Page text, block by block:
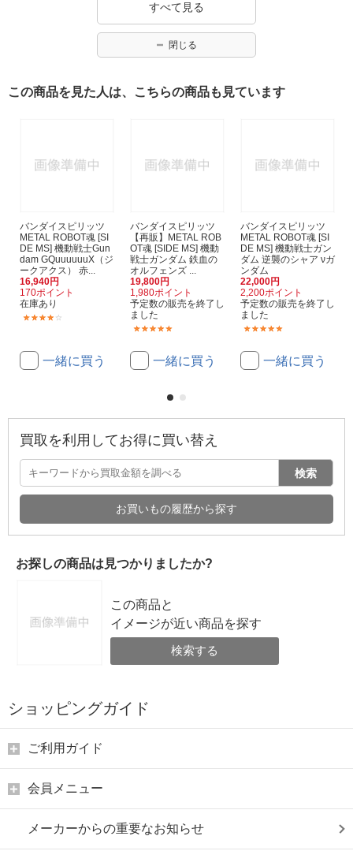
すべて見る
閉じる
この商品を見た人は、こちらの商品も見ています
バンダイスピリッツ
METAL ROBOT魂 [SI
DE MS] 機動戦士Gun
dam GQuuuuuuX（ジ
ークアクス） 赤...
16,940円
170ポイント
在庫あり
一緒に買う
バンダイスピリッツ
【再販】METAL ROB
OT魂 [SIDE MS] 機動
戦士ガンダム 鉄血の
オルフェンズ ...
19,800円
1,980ポイント
予定数の販売を終了し
ました
一緒に買う
バンダイスピリッツ
METAL ROBOT魂 [SI
DE MS] 機動戦士ガン
ダム 逆襲のシャア νガ
ンダム
22,000円
2,200ポイント
予定数の販売を終了し
ました
一緒に買う
買取を利用してお得に買い替え
検索
お買いもの履歴から探す
お探しの商品は見つかりましたか?
この商品と
イメージが近い商品を探す
検索する
ショッピングガイド
ご利用ガイド
会員メニュー
メーカーからの重要なお知らせ